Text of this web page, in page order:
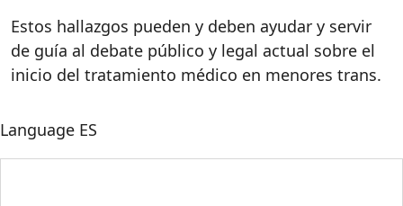
Estos hallazgos pueden y deben ayudar y servir
de guía al debate público y legal actual sobre el
inicio del tratamiento médico en menores trans.
Language ES